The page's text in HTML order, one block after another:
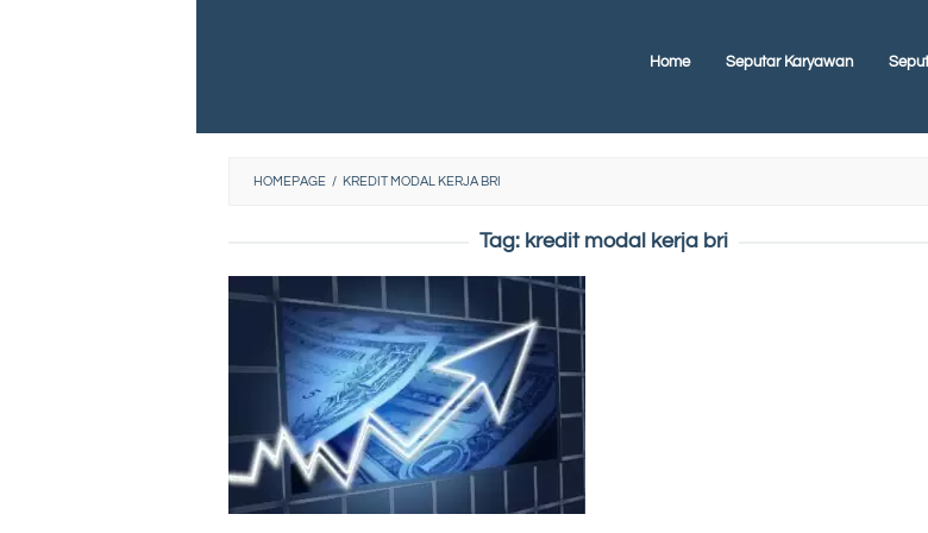
Home Seputar Karyawan
HOMEPAGE / KREDIT MODAL KERJA BRI
Tag: kredit modal kerja bri